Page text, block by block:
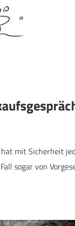
mit Sicherheit
sogar von